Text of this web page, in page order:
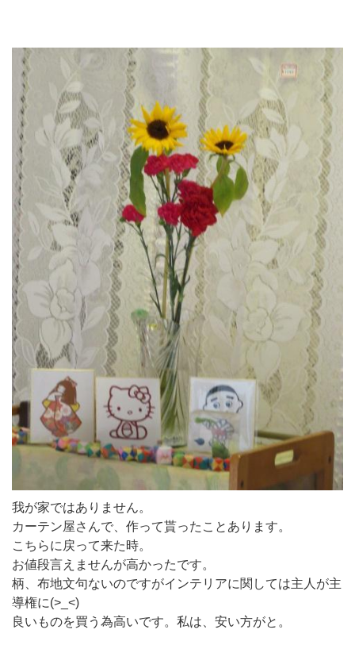
我が家ではありません。
カーテン屋さんで、作って貰ったことあります。
こちらに戻って来た時。
お値段言えませんが高かったです。
柄、布地文句ないのですがインテリアに関しては主人が主
導権に(>_<)
良いものを買う為高いです。私は、安い方がと。